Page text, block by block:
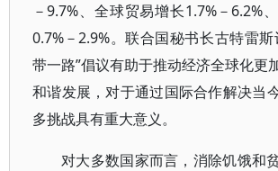
－9.7%、全球贸易增长1.7%－6.2%
0.7%－2.9%。联合国秘书长古特雷
带一路”倡议有助于推动经济全球化更
和谐发展，对于通过国际合作解决当
多挑战具有重大意义。
对大多数国家而言，消除饥饿和